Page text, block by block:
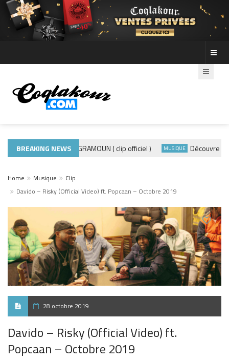
BREAKING NEWS
ADE440 – GRAMOUN ( clip officiel ) MUSIQUE Découvre les
Home Musique
Clip
Davido – Risky (Official Video) ft. Popcaan – Octobre 2019
28 octobre 2019
Davido – Risky (Official Video) ft.
Popcaan – Octobre 2019